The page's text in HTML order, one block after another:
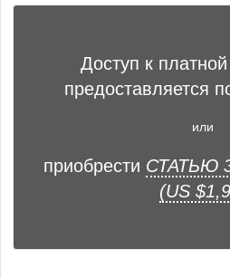
Доступ к
предоставляется
или
приобрести СТАТЬЮ
(US